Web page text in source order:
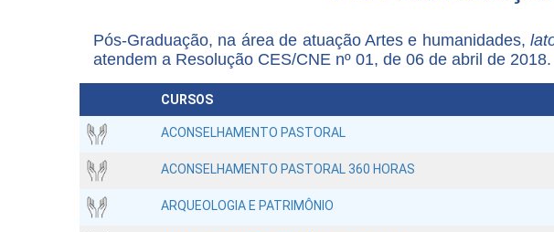
Pós-Graduação, na área de atuação Artes e humanidades,
atendem a Resolução CES/CNE nº 01, de 06 de abril de 2018.
CURSOS
ACONSELHAMENTO PASTORAL
ACONSELHAMENTO PASTORAL 360 HORAS
ARQUEOLOGIA E PATRIMÔNIO